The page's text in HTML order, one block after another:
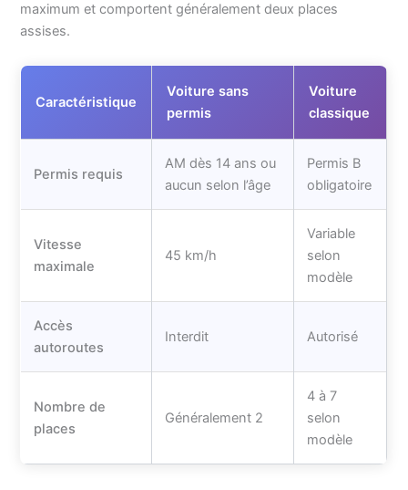
maximum et comportent généralement deux places
assises.
Caractéristique
Voiture sans
permis
Voiture
classique
Permis requis
AM dès 14 ans ou
aucun selon l’âge
Permis B
obligatoire
Vitesse
maximale
45 km/h
Variable
selon
modèle
Accès
autoroutes
Interdit Autorisé
Nombre de
places
Généralement 2
4 à 7
selon
modèle